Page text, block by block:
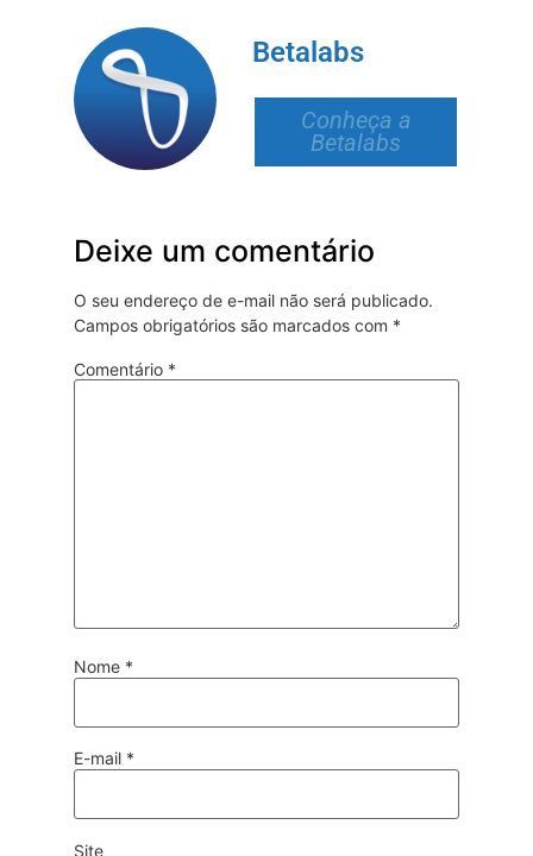
Betalabs
Conheça a
Betalabs
Deixe um comentário
O seu endereço de e-mail não será publicado.
Campos obrigatórios são marcados com *
Comentário *
Nome *
E-mail *
Site